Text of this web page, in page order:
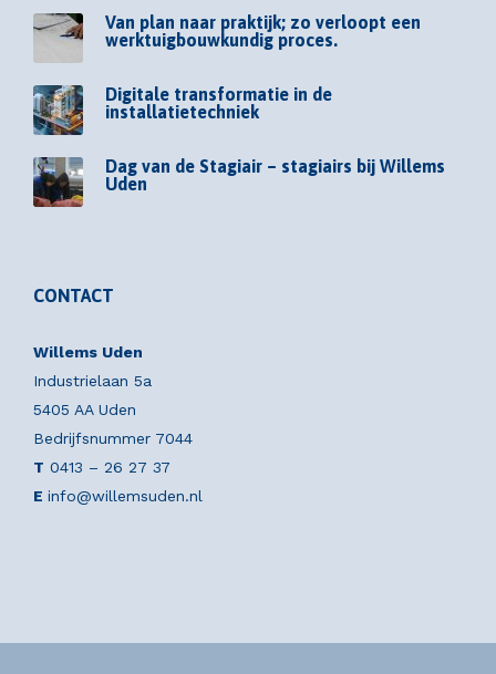
Van plan naar praktijk; zo verloopt een
werktuigbouwkundig proces.
Digitale transformatie in de
installatietechniek
Dag van de Stagiair – stagiairs bij Willems
Uden
CONTACT
Willems Uden
Industrielaan 5a
5405 AA Uden
Bedrijfsnummer 7044
T 0413 – 26 27 37
E info@willemsuden.nl